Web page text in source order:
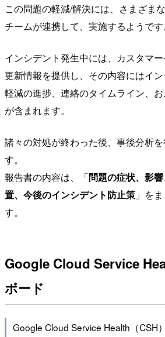
この問題の軽減/解決には、さまざま
チームが連携して、実施するようです
インシデント発生中には、カスタマ
更新情報を提供し、その内容にはイ
軽減の進捗、連絡のタイムライン、
が含まれます。
諸々の対処が終わった後、事後分析
す。
報告書の内容は、「問題の症状、影
置、今後のインシデント防止策 」を
す。
Google Cloud Service
ボード
Google Cloud Service Health（CSH